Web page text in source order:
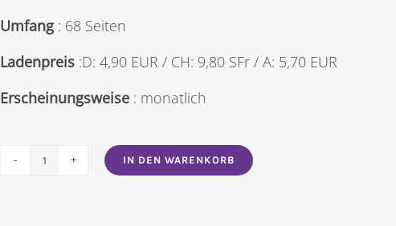
Umfang: 68 Seiten
Ladenpreis :D: 4,90 EUR / CH: 9,80 SFr / A: 5,70 EUR
Erscheinungsweise : monatlich
Anna
IN DEN WARENKORB